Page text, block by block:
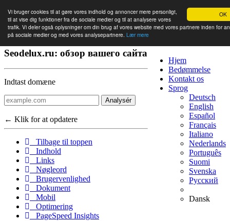
OK
Vi bruger cookies til at gøre vores indhold og annoncer mere personligt,
til at vise dig funktioner fra de sociale medier og til at analysere vores
trafik. Vi deler også oplysninger om din brug af vores website med vores partnere inden for
på sociale medier og med vores analysepartnere. Lær mere
Hjem
Bedømmelse
Kontakt os
Sprog
Deutsch
English
Español
Français
Italiano
Nederlands
Português
Suomi
Svenska
Русский
Dansk
Seodelux.ru: обзор вашего сайта
Indtast domæne
Analysér
← Klik for at opdatere
Tilbage til toppen
Indhold
Links
Nøgleord
Brugervenlighed
Dokument
Mobil
Optimering
PageSpeed Insights